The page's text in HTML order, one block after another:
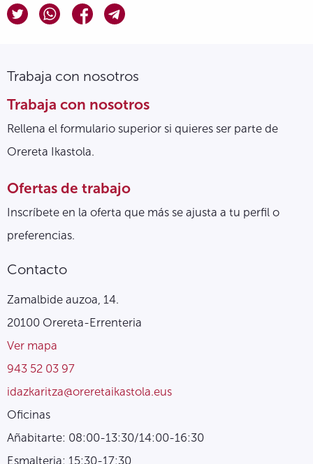
Trabaja con nosotros
Trabaja con nosotros
Rellena el formulario superior si quieres ser parte de
Orereta Ikastola.
Ofertas de trabajo
Inscríbete en la oferta que más se ajusta a tu perfil o
preferencias.
Contacto
Zamalbide auzoa, 14.
20100 Orereta-Errenteria
Ver mapa
943 52 03 97
idazkaritza@oreretaikastola.eus
Oficinas
Añabitarte: 08:00-13:30/14:00-16:30
Esmalteria: 15:30-17:30